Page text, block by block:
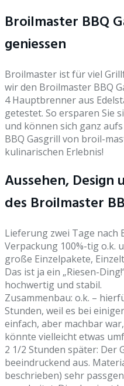
Broilmaster BBQ
geniessen
Broilmaster ist für viel
wir den Broilmaster BBQ
4 Hauptbrenner aus
getestet. So ersparen Sie
und können sich ganz
BBQ Gasgrill von broil-
kulinarischen Erlebnis!
Aussehen, Design
des Broilmaster
Lieferung zwei Tage nach
Verpackung 100%-tig o.k.
große Einzelpakete,
Das ist ja ein „Riesen-
hochwertig und stabil.
Zusammenbau: o.k. –
Stunden, weil es bei
einfach, aber machbar
könnte vielleicht etwas
2 1/2 Stunden später: Der
beeindruckend aus.
beschrieben) sehr